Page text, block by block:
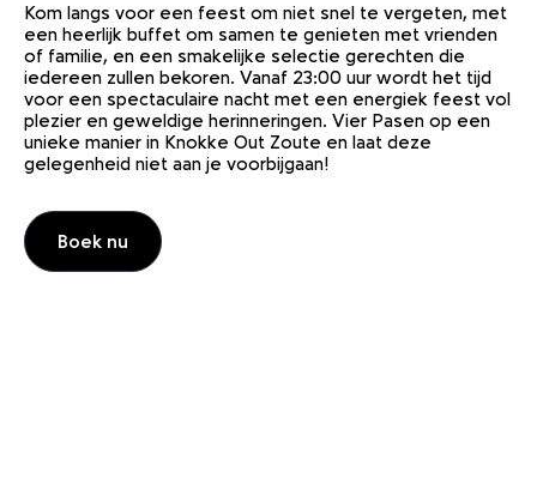
Kom langs voor een feest om niet snel te vergeten, met
een heerlijk buffet om samen te genieten met vrienden
of familie, en een smakelijke selectie gerechten die
iedereen zullen bekoren. Vanaf 23:00 uur wordt het tijd
voor een spectaculaire nacht met een energiek feest vol
plezier en geweldige herinneringen. Vier Pasen op een
unieke manier in Knokke Out Zoute en laat deze
gelegenheid niet aan je voorbijgaan!
Boek nu